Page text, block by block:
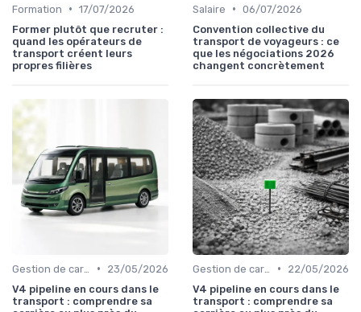
Formation • 17/07/2026
Former plutôt que recruter :
quand les opérateurs de
transport créent leurs
propres filières
Salaire • 06/07/2026
Convention collective du
transport de voyageurs : ce
que les négociations 2026
changent concrètement
•
23/05/2026
V4 pipeline en cours dans le
transport : comprendre sa
•
22/05/2026
V4 pipeline en cours dans le
transport : comprendre sa